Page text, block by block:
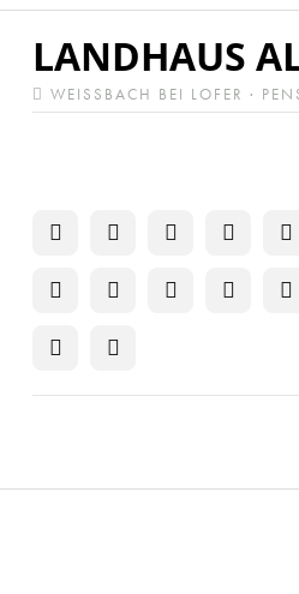
LANDHAUS
WEISSBACH BEI LOFER ·